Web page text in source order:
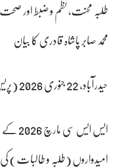
طلبہ محنت، نظم و ضبط اور صحت
محمد صابر پاشاہ قادری کا بیان
حیدرآباد، 22 جنوری 2026 (پریس نوٹ):
ایس
امیدواروں (طلبہ و طالبات) کی